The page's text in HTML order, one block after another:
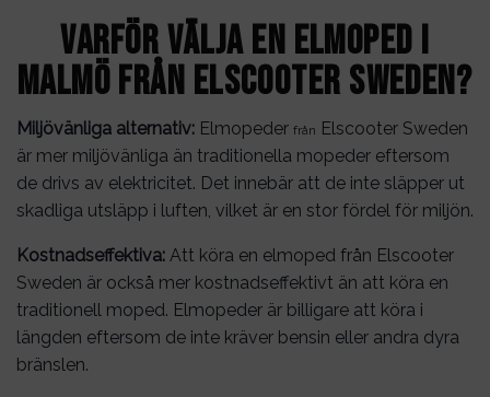
Varför välja en elmoped i
Malmö från Elscooter Sweden?
Miljövänliga alternativ: Elmopeder från Elscooter Sweden
är mer miljövänliga än traditionella mopeder eftersom
de drivs av elektricitet. Det innebär att de inte släpper ut
skadliga utsläpp i luften, vilket är en stor fördel för miljön.
Kostnadseffektiva: Att köra en elmoped från Elscooter
Sweden är också mer kostnadseffektivt än att köra en
traditionell moped. Elmopeder är billigare att köra i
längden eftersom de inte kräver bensin eller andra dyra
bränslen.